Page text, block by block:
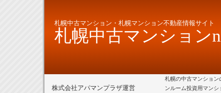
札幌中古マンション・札幌マンション不動産情報サイト
札幌中古マンション
株式会社アパマンプラザ運営
札幌の中古マンショ
ンルーム投資用マン